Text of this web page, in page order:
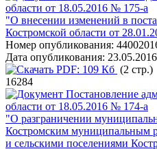
области от 18.05.2016 № 175-а
"О внесении изменений в
Костромской области от
Номер опубликования:
Дата опубликования: 23.05.2016
PDF: 109 Кб (2 стр.)
16284
Постановление
области от 18.05.2016 № 174-а
"О разграничении
Костромским муниципальным
и сельскими поселениями